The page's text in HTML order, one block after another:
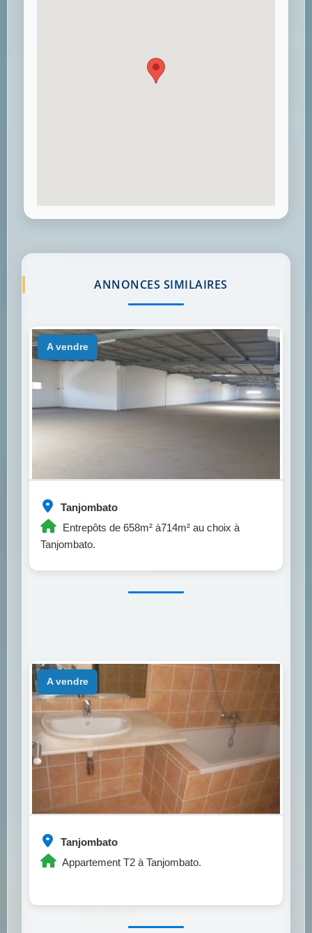
ANNONCES SIMILAIRES
Tanjombato
Entrepôts de 658m² à714m² au choix à
Tanjombato.
a vendre
Tanjombato
Appartement T2 à Tanjombato.
a vendre